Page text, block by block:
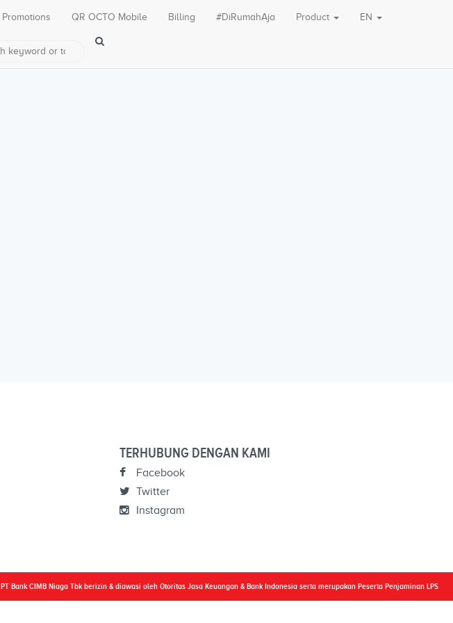
Promotions QR OCTO Mobile Billing #DiRumahAja Product EN
TERHUBUNG DENGAN KAMI
Facebook
Twitter
Instagram
PT Bank CIMB Niaga Tbk berizin & diawasi oleh Otoritas Jasa Keuangan & Bank Indonesia serta merupakan Peserta Penjaminan LPS